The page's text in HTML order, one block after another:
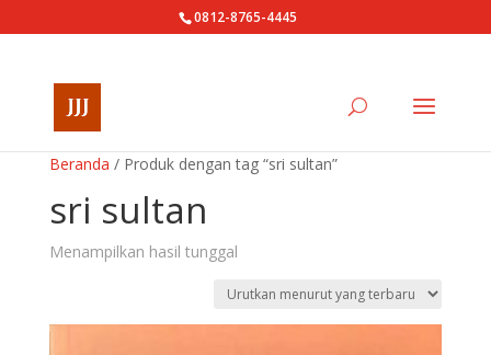
0812-8765-4445
Beranda / Produk dengan tag “sri sultan”
sri sultan
Menampilkan hasil tunggal